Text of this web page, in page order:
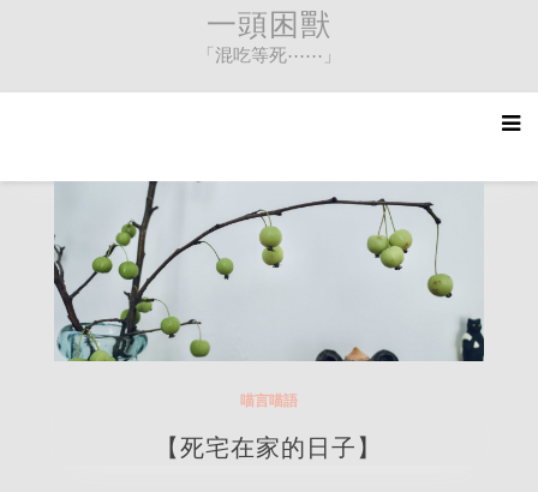
一頭困獸
「混吃等死⋯⋯」
喵言喵語
【死宅在家的日子】